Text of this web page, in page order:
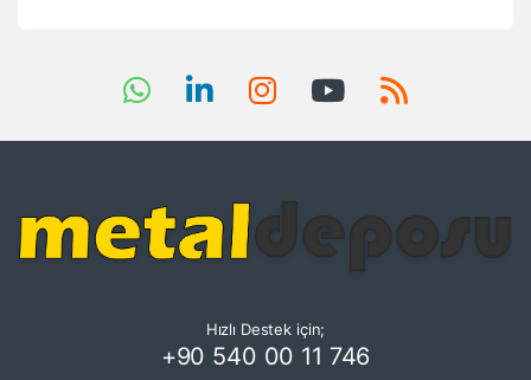
Hızlı Destek için;
+90 540 00 11 746